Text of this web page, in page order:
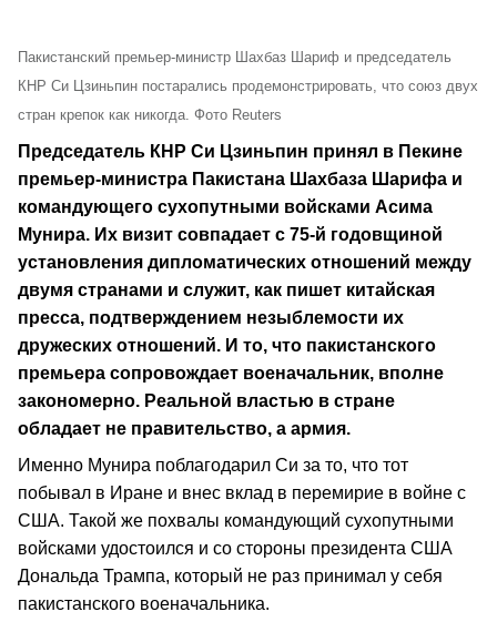
Пакистанский премьер-министр Шахбаз Шариф и председатель
КНР Си Цзиньпин постарались продемонстрировать, что союз двух
стран крепок как никогда. Фото Reuters
Председатель КНР Си Цзиньпин принял в Пекине
премьер-министра Пакистана Шахбаза Шарифа и
командующего сухопутными войсками Асима
Мунира. Их визит совпадает с 75-й годовщиной
установления дипломатических отношений между
двумя странами и служит, как пишет китайская
пресса, подтверждением незыблемости их
дружеских отношений. И то, что пакистанского
премьера сопровождает военачальник, вполне
закономерно. Реальной властью в стране
обладает не правительство, а армия.
Именно Мунира поблагодарил Си за то, что тот
побывал в Иране и внес вклад в перемирие в войне с
США. Такой же похвалы командующий сухопутными
войсками удостоился и со стороны президента США
Дональда Трампа, который не раз принимал у себя
пакистанского военачальника.